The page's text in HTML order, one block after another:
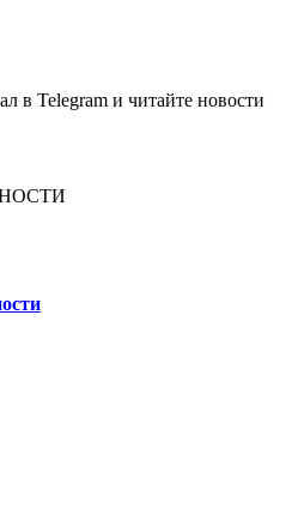
в Telegram и читайте новости